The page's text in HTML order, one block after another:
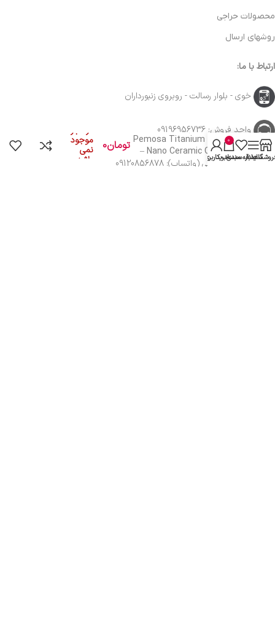
محصولات حراجی
روشهای ارسال
ارتباط با ما:
خوی - بلوار رسالت - روبروی زنبورداران
واحد فروش: 09196956736
واحد پشتیبانی (واتساپ): 09120856878
نانوسرامیک پموسا تیتانیوم
پرو Pemosa Titanium Pro
Nano Ceramic Coating –
پک قدیمی
تومان0
در انبار
موجود
نمی
باشد سایدبار
علاقه مندی
0
سبد خرید
حساب کاربری من